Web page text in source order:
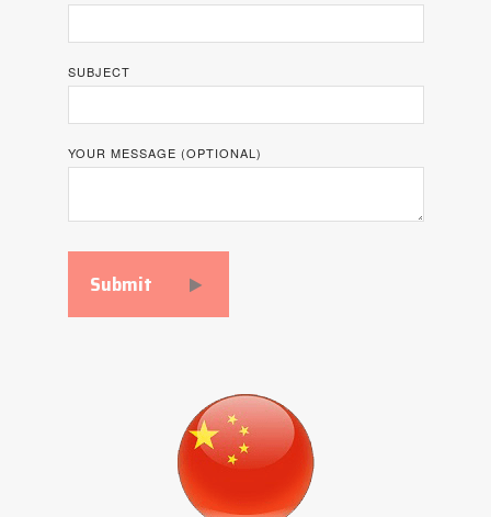
SUBJECT
YOUR MESSAGE (OPTIONAL)
Submit